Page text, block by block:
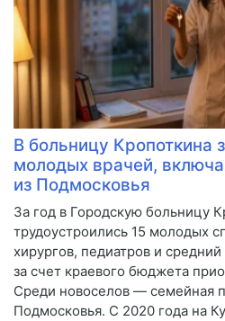
В больницу Кропоткина
молодых врачей,
из Подмосковья
За год в Городскую больницу
трудоустроились 15 молодых
хирургов, педиатров и
за счет краевого бюджета
Среди новоселов — семейная
Подмосковья. С 2020 года на